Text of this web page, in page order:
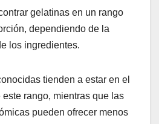
gelatinas en un rango
dependiendo de la
los ingredientes.
tienden a estar en el
rango, mientras que las
pueden ofrecer menos